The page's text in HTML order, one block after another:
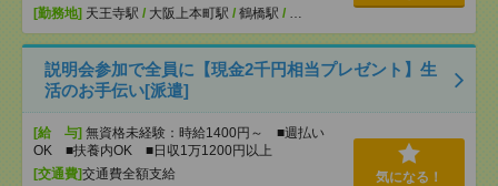
[勤務地] 天王寺駅 / 大阪上本町駅 / 鶴橋駅 / …
説明会参加で全員に【現金2千円相当プレゼント】生
活のお手伝い[派遣]
[給 与] 無資格未経験：時給1400円～ ■週払い
OK ■扶養内OK ■日収1万1200円以上
[交通費]交通費全額支給
気になる！